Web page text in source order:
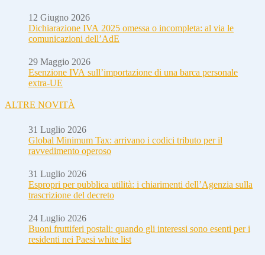
12 Giugno 2026
Dichiarazione IVA 2025 omessa o incompleta: al via le
comunicazioni dell’AdE
29 Maggio 2026
Esenzione IVA sull’importazione di una barca personale
extra-UE
ALTRE NOVITÀ
31 Luglio 2026
Global Minimum Tax: arrivano i codici tributo per il
ravvedimento operoso
31 Luglio 2026
Espropri per pubblica utilità: i chiarimenti dell’Agenzia sulla
trascrizione del decreto
24 Luglio 2026
Buoni fruttiferi postali: quando gli interessi sono esenti per i
residenti nei Paesi white list